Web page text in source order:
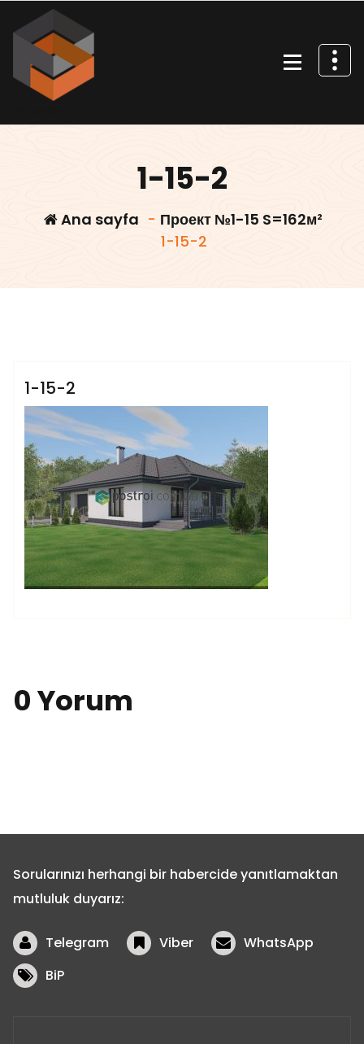
geç
1-15-2
Ana sayfa - Проект №1-15 S=162м²
1-15-2
1-15-2
0 Yorum
Sorularınızı herhangi bir habercide yanıtlamaktan
mutluluk duyarız:
Telegram Viber
WhatsApp
BiP